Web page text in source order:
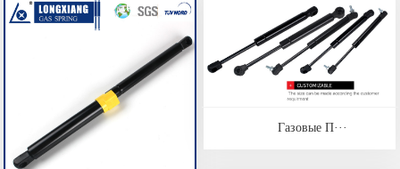
Газовые П···